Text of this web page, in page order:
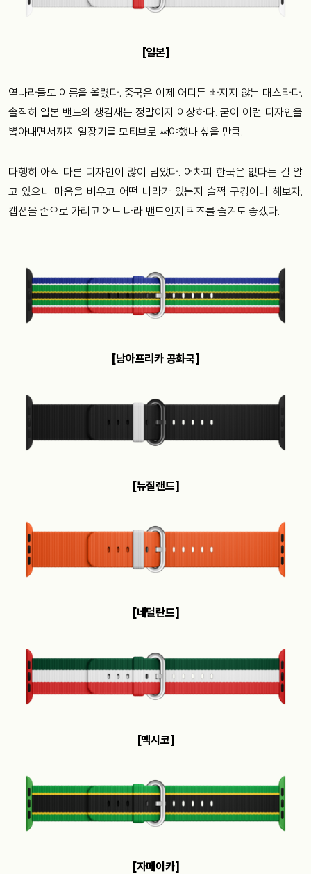
[일본]
옆나라들도 이름을 올렸다. 중국은 이제 어디든 빠지지 않는 대스타다.
솔직히 일본 밴드의 생김새는 정말이지 이상하다. 굳이 이런 디자인을
뽑아내면서까지 일장기를 모티브로 써야했나 싶을 만큼.
다행히 아직 다른 디자인이 많이 남았다. 어차피 한국은 없다는 걸 알
고 있으니 마음을 비우고 어떤 나라가 있는지 슬쩍 구경이나 해보자.
캡션을 손으로 가리고 어느 나라 밴드인지 퀴즈를 즐겨도 좋겠다.
[남아프리카 공화국]
[뉴질랜드]
[네덜란드]
[멕시코]
[자메이카]